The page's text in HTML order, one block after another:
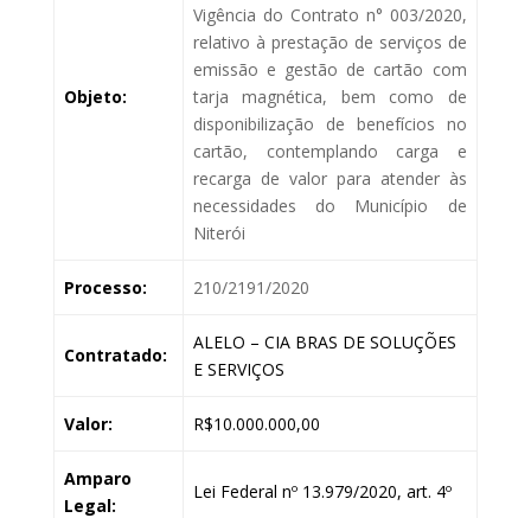
Objeto:
Vigência do Contrato n° 003/2020,
relativo à prestação de serviços de
emissão e gestão de cartão com
tarja magnética, bem como de
disponibilização de benefícios no
cartão, contemplando carga e
recarga de valor para atender às
necessidades do Município de
Niterói
Processo: 210/2191/2020
Contratado:
ALELO – CIA BRAS DE SOLUÇÕES
E SERVIÇOS
Valor: R$10.000.000,00
Amparo
Legal:
Lei Federal nº 13.979/2020, art. 4º